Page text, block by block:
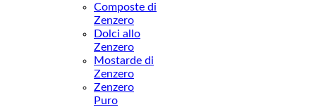
Composte di
Zenzero
Dolci allo
Zenzero
Mostarde di
Zenzero
Zenzero
Puro